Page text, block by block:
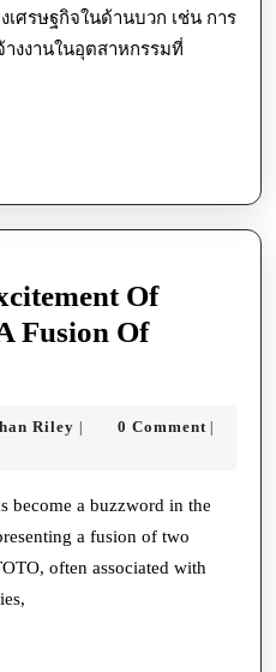
ศรษฐกิจในด้านบวก เช่น การ
งงานในอุตสาหกรรมที่
Of
Fusion Of
Riley Ethan
| 0 Comment |
become a buzzword in the
a fusion of two
often associated with